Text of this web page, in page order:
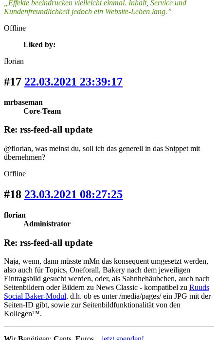
„Effekte beeindrucken vielleicht einmal. Inhalt, Service und
Kundenfreundlichkeit jedoch ein Website-Leben lang.”
Offline
Liked by:
florian
#17 22.03.2021 23:39:17
mrbaseman
Core-Team
Re: rss-feed-all update
@florian, was meinst du, soll ich das generell in das Snippet mit
übernehmen?
Offline
#18 23.03.2021 08:27:25
florian
Administrator
Re: rss-feed-all update
Naja, wenn, dann müsste mMn das konsequent umgesetzt werden,
also auch für Topics, Oneforall, Bakery nach dem jeweiligen
Eintragsbild gesucht werden, oder, als Sahnhehäubchen, auch nach
Seitenbildern oder Bildern zu News Classic - kompatibel zu Ruuds
Social Baker-Modul, d.h. ob es unter /media/pages/ ein JPG mit der
Seiten-ID gibt, sowie zur Seitenbildfunktionalität von den
Kollegen™.